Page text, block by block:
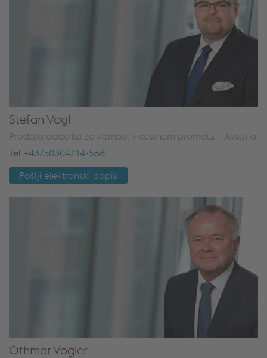
Stefan Vogl
Prodaja oddelka za varnost v cestnem prometu – Avstrija
Tel +43/50304/14-566
Pošlji elektronski dopis
Othmar Vogler